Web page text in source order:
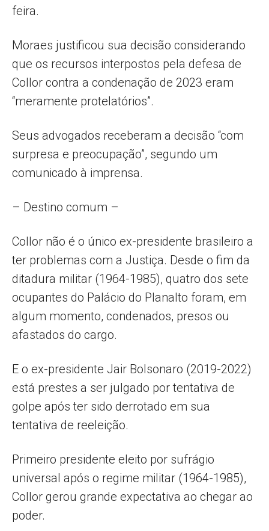
feira.
Moraes justificou sua decisão considerando
que os recursos interpostos pela defesa de
Collor contra a condenação de 2023 eram
“meramente protelatórios”.
Seus advogados receberam a decisão “com
surpresa e preocupação”, segundo um
comunicado à imprensa.
– Destino comum –
Collor não é o único ex-presidente brasileiro a
ter problemas com a Justiça. Desde o fim da
ditadura militar (1964-1985), quatro dos sete
ocupantes do Palácio do Planalto foram, em
algum momento, condenados, presos ou
afastados do cargo.
E o ex-presidente Jair Bolsonaro (2019-2022)
está prestes a ser julgado por tentativa de
golpe após ter sido derrotado em sua
tentativa de reeleição.
Primeiro presidente eleito por sufrágio
universal após o regime militar (1964-1985),
Collor gerou grande expectativa ao chegar ao
poder.